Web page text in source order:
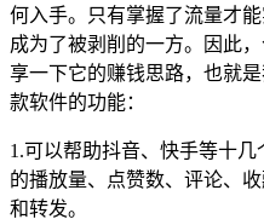
何入手。只有掌握了流量才
成为了被剥削的一方。因此
享一下它的赚钱思路，也就
款软件的功能：
1.可以帮助抖音、快手等十
的播放量、点赞数、评论、
和转发。